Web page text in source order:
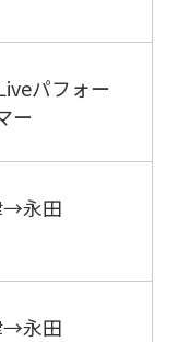
パフォー
ー
→永田
→永田